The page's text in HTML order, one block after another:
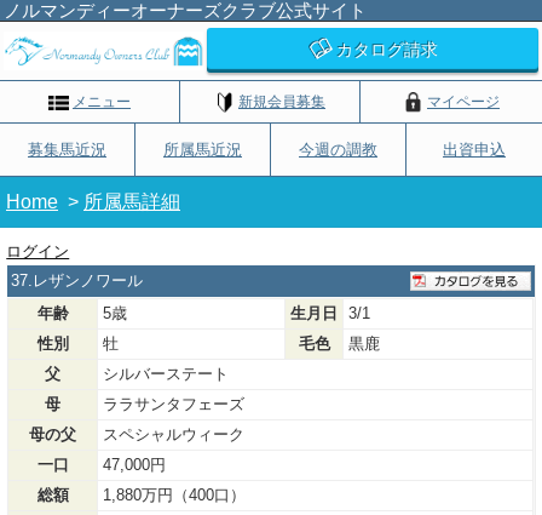
ノルマンディーオーナーズクラブ公式サイト
カタログ請求
メニュー 新規会員募集 マイページ
募集馬近況 所属馬近況 今週の調教 出資申込
Home > 所属馬詳細
ログイン
37.レザンノワール
年齢
5歳 生月日
3/1
性別
牡 毛色
黒鹿
父
シルバーステート
母
ララサンタフェーズ
母の父
スペシャルウィーク
一口
47,000円
総額
1,880万円（400口）